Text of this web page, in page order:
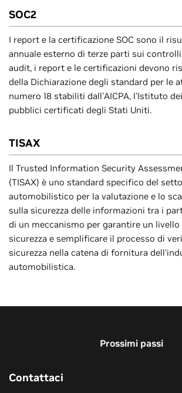
SOC2
I report e la certificazione SOC sono il
annuale esterno di terze parti sui controlli
audit, i report e le certificazioni devono
della Dichiarazione degli standard per le
numero 18 stabiliti dall'AICPA, l'Istituto
pubblici certificati degli Stati Uniti.
TISAX
Il Trusted Information Security
(TISAX) è uno standard specifico del
automobilistico per la valutazione e lo
sulla sicurezza delle informazioni tra i
di un meccanismo per garantire un livello
sicurezza e semplificare il processo di
sicurezza nella catena di fornitura
automobilistica.
Prossimi passi
Contattaci